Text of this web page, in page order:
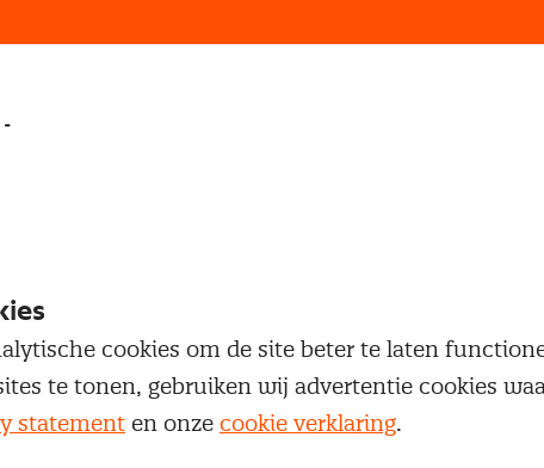
Inloggen
cookies om de site beter te laten
te tonen, gebruiken wij advertentie cookies
statement en onze cookie verklaring.